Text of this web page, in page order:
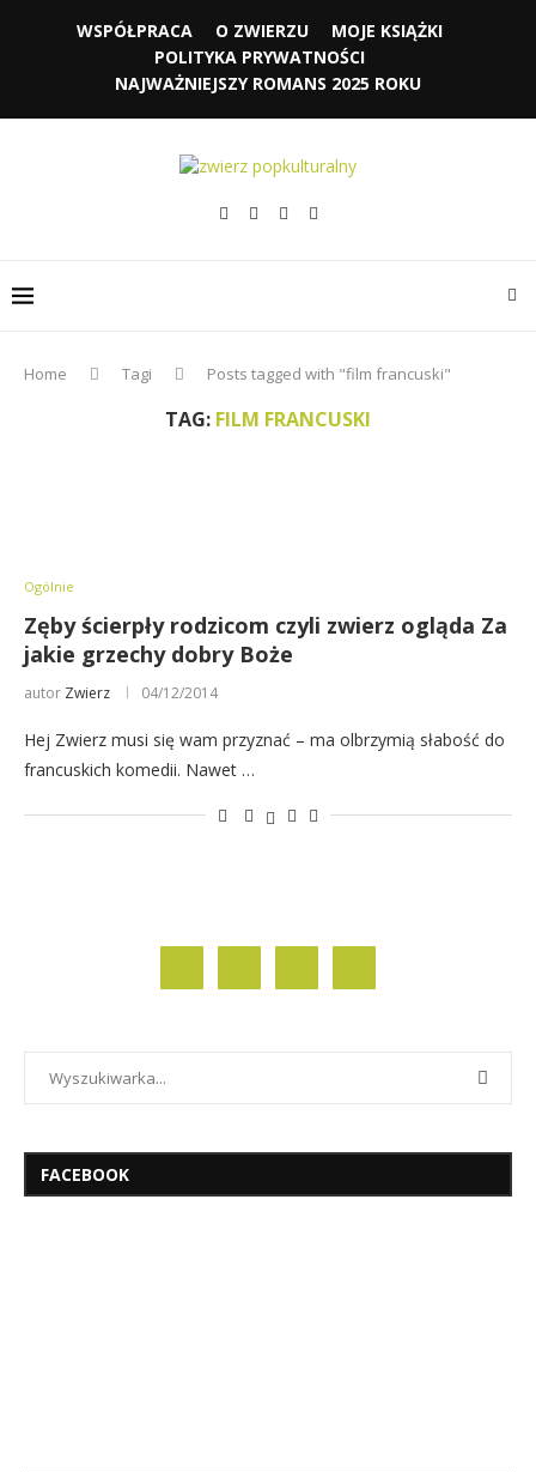
WSPÓŁPRACA O ZWIERZU
MOJE KSIĄŻKI
POLITYKA PRYWATNOŚCI
NAJWAŻNIEJSZY ROMANS 2025 ROKU
Home Tagi Posts tagged with "film francuski"
TAG: FILM FRANCUSKI
Ogólnie
Zęby ścierpły rodzicom czyli zwierz ogląda Za
jakie grzechy dobry Boże
autor Zwierz 04/12/2014
Hej Zwierz musi się wam przyznać – ma olbrzymią słabość do
francuskich komedii. Nawet …
FACEBOOK